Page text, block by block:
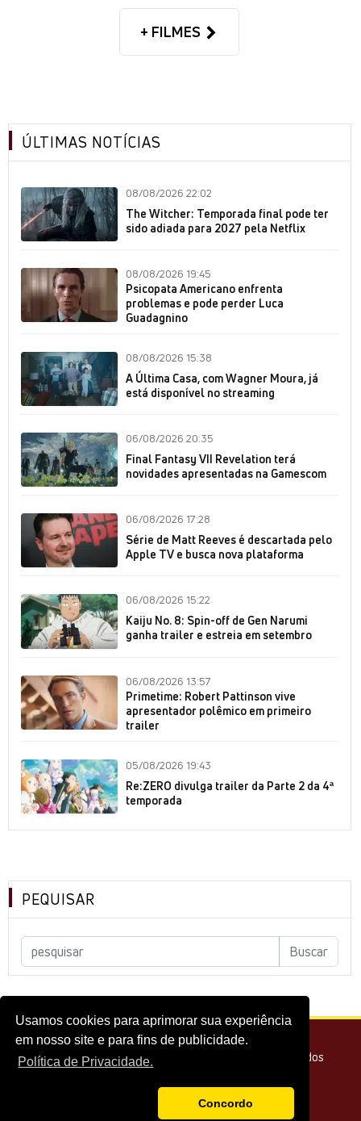
Usamos cookies para aprimorar sua experiência
em nosso site e para fins de publicidade.
Política de Privacidade.
Concordo
+ FILMES
ÚLTIMAS NOTÍCIAS
08/08/2026 22:02
The Witcher: Temporada final pode ter
sido adiada para 2027 pela Netflix
08/08/2026 19:45
Psicopata Americano enfrenta
problemas e pode perder Luca
Guadagnino
08/08/2026 15:38
A Última Casa, com Wagner Moura, já
está disponível no streaming
06/08/2026 20:35
Final Fantasy VII Revelation terá
novidades apresentadas na Gamescom
06/08/2026 17:28
Série de Matt Reeves é descartada pelo
Apple TV e busca nova plataforma
06/08/2026 15:22
Kaiju No. 8: Spin-off de Gen Narumi
ganha trailer e estreia em setembro
06/08/2026 13:57
Primetime: Robert Pattinson vive
apresentador polêmico em primeiro
trailer
05/08/2026 19:43
Re:ZERO divulga trailer da Parte 2 da 4ª
temporada
PEQUISAR
© 2026 - Melhor do Cinema Todos os direitos reservados